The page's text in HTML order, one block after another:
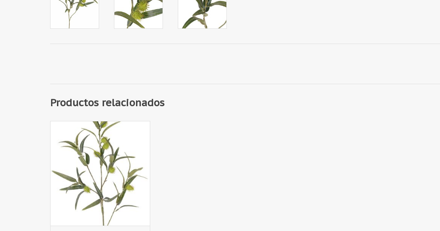
Productos relacionados
140512GR - Ghomphocarpus
fruticosus, 41 hojas, 7 frutas, 96
cm